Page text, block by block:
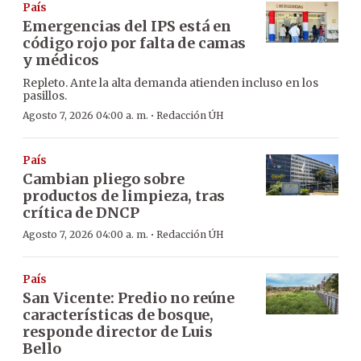
País
Emergencias del IPS está en
código rojo por falta de camas
y médicos
Repleto. Ante la alta demanda atienden incluso en los
pasillos.
Agosto 7, 2026 04:00 a. m. · Redacción ÚH
País
Cambian pliego sobre
productos de limpieza, tras
crítica de DNCP
Agosto 7, 2026 04:00 a. m. · Redacción ÚH
País
San Vicente: Predio no reúne
características de bosque,
responde director de Luis
Bello